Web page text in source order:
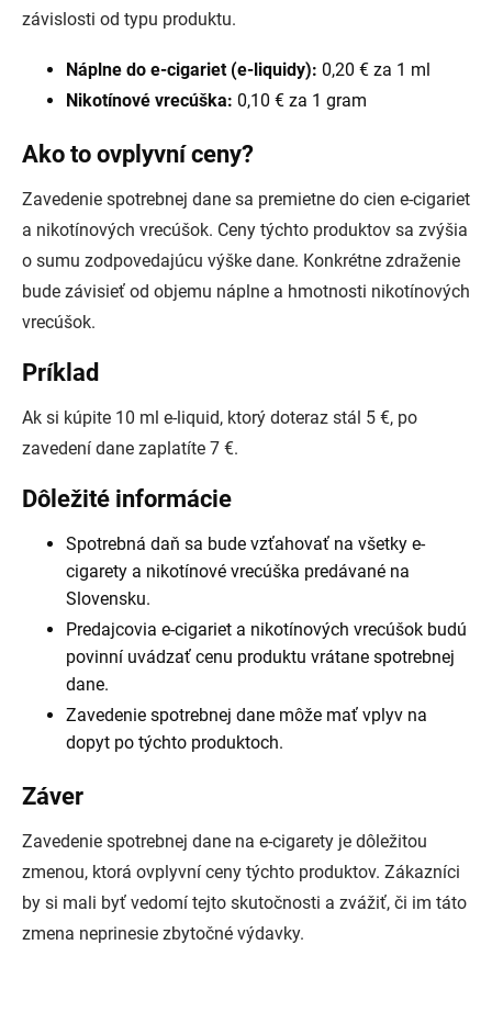
závislosti od typu produktu.
Náplne do e-cigariet (e-liquidy): 0,20 € za 1 ml
Nikotínové vrecúška: 0,10 € za 1 gram
Ako to ovplyvní ceny?
Zavedenie spotrebnej dane sa premietne do cien e-cigariet
a nikotínových vrecúšok. Ceny týchto produktov sa zvýšia
o sumu zodpovedajúcu výške dane. Konkrétne zdraženie
bude závisieť od objemu náplne a hmotnosti nikotínových
vrecúšok.
Príklad
Ak si kúpite 10 ml e-liquid, ktorý doteraz stál 5 €, po
zavedení dane zaplatíte 7 €.
Dôležité informácie
Spotrebná daň sa bude vzťahovať na všetky e-
cigarety a nikotínové vrecúška predávané na
Slovensku.
Predajcovia e-cigariet a nikotínových vrecúšok budú
povinní uvádzať cenu produktu vrátane spotrebnej
dane.
Zavedenie spotrebnej dane môže mať vplyv na
dopyt po týchto produktoch.
Záver
Zavedenie spotrebnej dane na e-cigarety je dôležitou
zmenou, ktorá ovplyvní ceny týchto produktov. Zákazníci
by si mali byť vedomí tejto skutočnosti a zvážiť, či im táto
zmena neprinesie zbytočné výdavky.